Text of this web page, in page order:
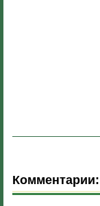
Комментарии: